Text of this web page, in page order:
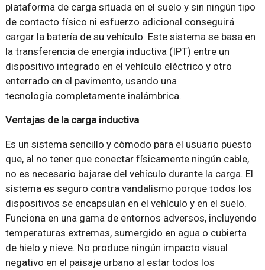
plataforma de carga situada en el suelo y sin ningún tipo
de contacto físico ni esfuerzo adicional conseguirá
cargar la batería de su vehículo. Este sistema se basa en
la transferencia de energía inductiva (IPT) entre un
dispositivo integrado en el vehículo eléctrico y otro
enterrado en el pavimento, usando una
tecnología completamente inalámbrica.
Ventajas de la carga inductiva
Es un sistema sencillo y cómodo para el usuario puesto
que, al no tener que conectar físicamente ningún cable,
no es necesario bajarse del vehículo durante la carga. El
sistema es seguro contra vandalismo porque todos los
dispositivos se encapsulan en el vehículo y en el suelo.
Funciona en una gama de entornos adversos, incluyendo
temperaturas extremas, sumergido en agua o cubierta
de hielo y nieve. No produce ningún impacto visual
negativo en el paisaje urbano al estar todos los